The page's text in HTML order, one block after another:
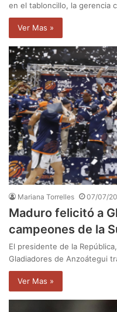
en el tabloncillo, la gerencia
Ver Mas »
Mariana Torrelles 07/07/
Maduro felicitó a
campeones de la
El presidente de la
Gladiadores de Anzoátegui
Ver Mas »